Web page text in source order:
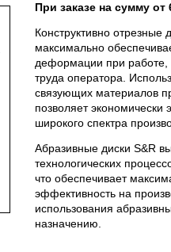
При заказе на сумму
Конструктивно
максимально
деформации при работе,
труда оператора.
связующих материалов
позволяет
широкого спектра
Абразивные диски S&R
технологических
что обеспечивает
эффективность на
использования
назначению.